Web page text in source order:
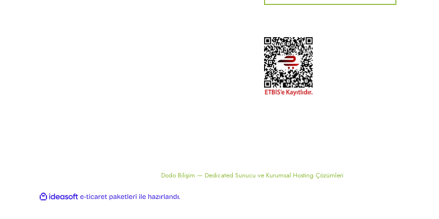
Dodo Bilişim — Dedicated Sunucu ve Kurumsal Hosting Çözümleri
ideasoft
e-